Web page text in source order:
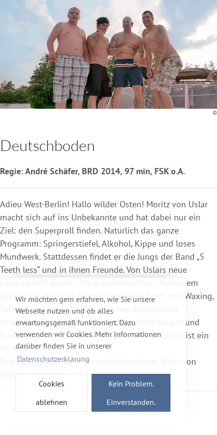
Wir möchten gern erfahren, wie Sie unsere
Webseite nutzen und ob alles
erwartungsgemäß funktioniert. Dazu
verwenden wir Cookies. Mehr Informationen
darüber finden Sie in unserer
Datenschutzerklärung
Cookies
ablehnen
Kein Problem.
Einverstanden.
©
Deutschboden
Regie: André Schäfer, BRD 2014, 97 min, FSK o.A.
Adieu West-Berlin! Hallo wilder Osten! Moritz von Uslar
macht sich auf ins Unbekannte und hat dabei nur ein
Ziel: den Superproll finden. Natürlich das ganze
Programm: Springerstiefel, Alkohol, Kippe und loses
Mundwerk. Stattdessen findet er die Jungs der Band „5
Teeth less“ und in ihnen Freunde. Von Uslars neue
Leidenschaft werden Hackepeterbrötchen. Außerdem
lernt er die Welt des Körper-Tunings in Form von Waxing,
Tattoos und Augenbrauen trimmen kennen und
respektieren. Und bei all den neuen Erfahrungen und
Erlebnissen kommt die Erkenntnis: „Deutschland ist ein
feiner Kerl!“
Dokumentarfilm nach dem gleichnamigen Buch von
Moritz von Uslar.